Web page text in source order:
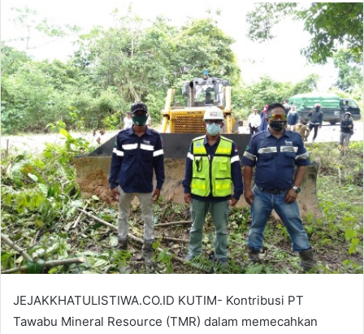
JEJAKKHATULISTIWA.CO.ID KUTIM- Kontribusi PT
Tawabu Mineral Resource (TMR) dalam memecahkan